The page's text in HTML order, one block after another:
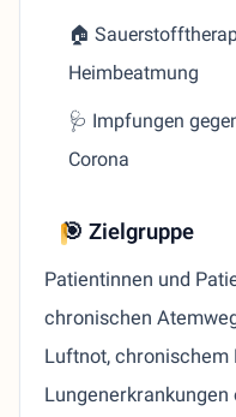
🏠
Heimbeatmung
🩺 Impfungen
Corona
🎯 Zielgruppe
Patientinnen und
chronischen
Luftnot, chronischem